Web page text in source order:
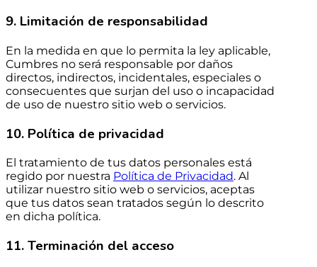
9. Limitación de responsabilidad
En la medida en que lo permita la ley aplicable,
Cumbres no será responsable por daños
directos, indirectos, incidentales, especiales o
consecuentes que surjan del uso o incapacidad
de uso de nuestro sitio web o servicios.
10. Política de privacidad
El tratamiento de tus datos personales está
regido por nuestra Política de Privacidad. Al
utilizar nuestro sitio web o servicios, aceptas
que tus datos sean tratados según lo descrito
en dicha política.
11. Terminación del acceso